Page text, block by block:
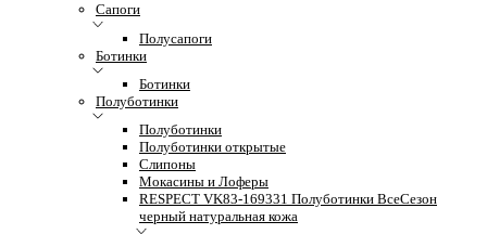
Сапоги
Полусапоги
Ботинки
Ботинки
Полуботинки
Полуботинки
Полуботинки открытые
Слипоны
Мокасины и Лоферы
RESPECT VK83-169331 Полуботинки ВсеСезон
черный натуральная кожа